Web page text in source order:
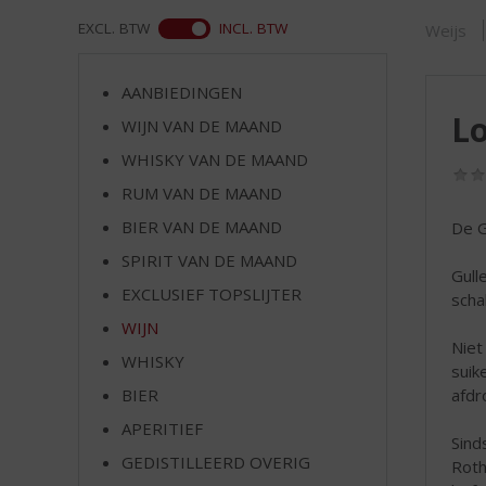
Weijs
De
EXCL. BTW INCL. BTW
AANBIEDINGEN
WIJN VAN DE MAAND
WHISKY VAN DE MAAND
RUM VAN DE MAAND
BIER VAN DE MAAND
SPIRIT VAN DE MAAND
EXCLUSIEF TOPSLIJTER
WIJN
WHISKY
BIER
APERITIEF
GEDISTILLEERD OVERIG